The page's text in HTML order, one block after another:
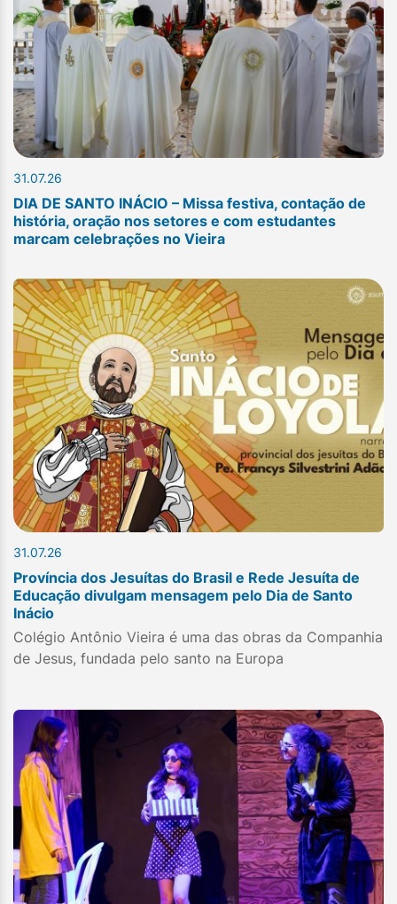
31.07.26
DIA DE SANTO INÁCIO – Missa festiva, contação de
história, oração nos setores e com estudantes
marcam celebrações no Vieira
31.07.26
Província dos Jesuítas do Brasil e Rede Jesuíta de
Educação divulgam mensagem pelo Dia de Santo
Inácio
Colégio Antônio Vieira é uma das obras da Companhia
de Jesus, fundada pelo santo na Europa